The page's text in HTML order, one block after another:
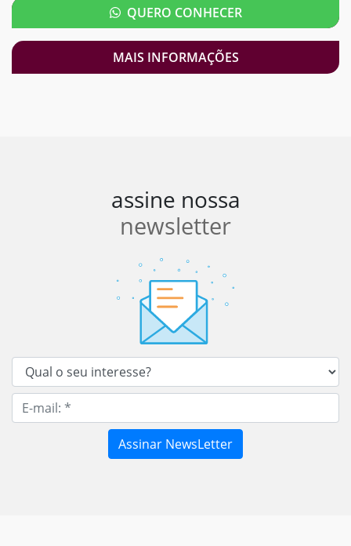
QUERO CONHECER
MAIS INFORMAÇÕES
assine nossa
newsletter